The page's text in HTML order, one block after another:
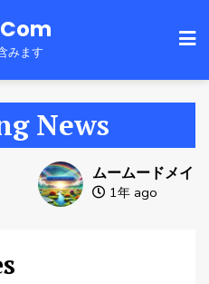
みます
News
ムームードメイン更新料
1年 ago
い管理でオンラインアイ